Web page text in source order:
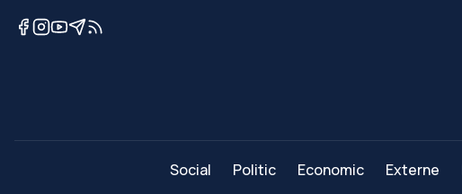
Social Politic Economic Externe